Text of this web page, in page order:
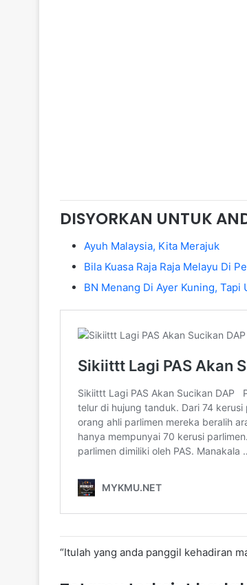
DISYORKAN UNTUK
Ayuh Malaysia, Kita Merajuk
Bila Kuasa Raja Raja Melayu Di
BN Menang Di Ayer Kuning, Tapi
“Itulah yang anda panggil kehadiran